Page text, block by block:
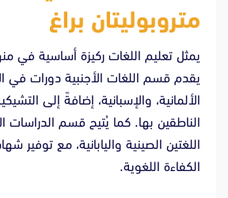
متروبوليتان براغ
يمثل تعليم اللغات ركيزة أساسية في
يقدم قسم اللغات الأجنبية دورات في
الألمانية، والإسبانية، إضافةً إلى
الناطقين بها. كما يُتيح قسم الدراسات
اللغتين الصينية واليابانية، مع توفير
الكفاءة اللغوية.